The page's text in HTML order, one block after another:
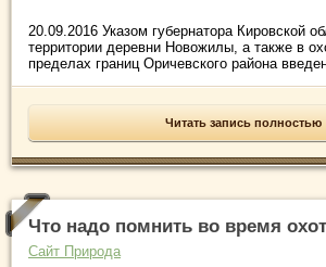
20.09.2016 Указом губернатора Кировской
территории деревни Новожилы, а также в
пределах границ Оричевского района
Читать запись полностью
Что надо помнить во время
Сайт Природа